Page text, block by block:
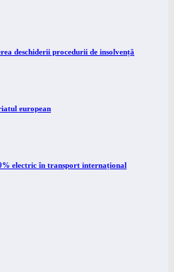
deschiderii procedurii de insolvență
european
electric în transport internațional